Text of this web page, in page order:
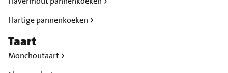
Hartige pannenkoeken
Taart
Monchoutaart